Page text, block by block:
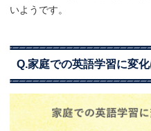
いようです。
Q.家庭での英語学習に変